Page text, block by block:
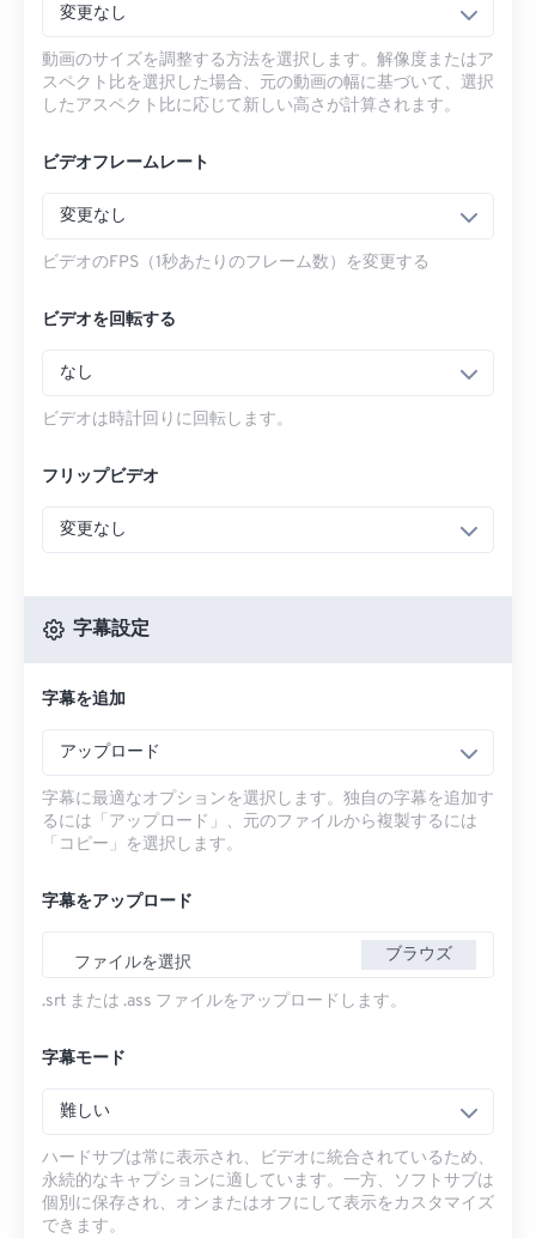
変更なし
動画のサイズを調整する方法を選択します。解像度またはア
スペクト比を選択した場合、元の動画の幅に基づいて、選択
したアスペクト比に応じて新しい高さが計算されます。
ビデオフレームレート
変更なし
ビデオのFPS（1秒あたりのフレーム数）を変更する
ビデオを回転する
なし
ビデオは時計回りに回転します。
フリップビデオ
変更なし
字幕設定
字幕を追加
アップロード
字幕に最適なオプションを選択します。独自の字幕を追加す
るには「アップロード」、元のファイルから複製するには
「コピー」を選択します。
字幕をアップロード
ファイルを選択 ブラウズ
.srt または .ass ファイルをアップロードします。
字幕モード
難しい
ハードサブは常に表示され、ビデオに統合されているため、
永続的なキャプションに適しています。一方、ソフトサブは
個別に保存され、オンまたはオフにして表示をカスタマイズ
できます。